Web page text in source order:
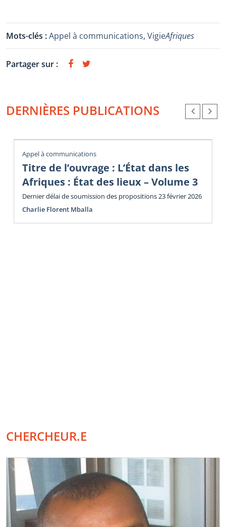
Mots-clés :Appel à communications, VigieAfriques
Partager sur :
DERNIÈRES PUBLICATIONS
Appel à communications
Titre de l’ouvrage : L’État dans les
Afriques : État des lieux – Volume 3
Dernier délai de soumission des propositions 23 février 2026
Charlie Florent Mballa
CHERCHEUR.E